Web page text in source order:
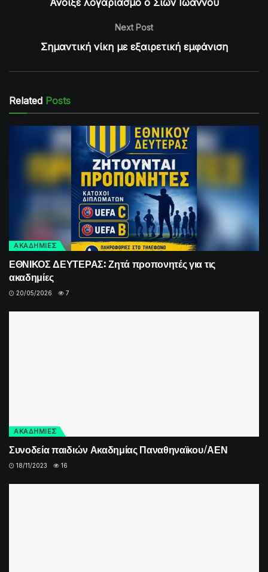
Next Post
Σημαντική νίκη με εξαιρετική εμφάνιση
Related Posts
ΑΚΑΔΗΜΙΕΣ
ΕΘΝΙΚΟΣ ΔΕΥΤΕΡΑΣ: Ζητά προπονητές για τις
ακαδημίες
20/05/2026 7
ΑΚΑΔΗΜΙΕΣ
Συνοδεία παιδιών Ακαδημίας Παναθηναϊκου/ΑΕΝ
18/11/2023 16